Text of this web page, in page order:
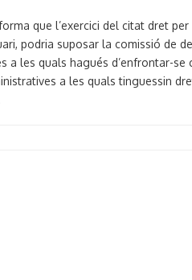
que l’exercici del citat dret
podria suposar la comissió de
a les quals hagués d’enfrontar-
a les quals tinguessin